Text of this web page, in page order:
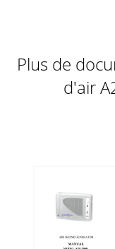
Plus de
d'air